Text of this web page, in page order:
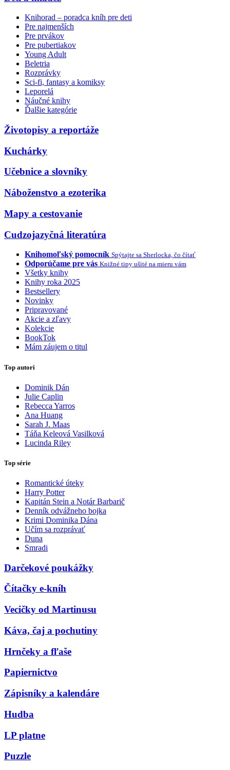
Knihorad – poradca kníh pre deti
Pre najmenších
Pre prvákov
Pre pubertiakov
Young Adult
Beletria
Rozprávky
Sci-fi, fantasy a komiksy
Leporelá
Náučné knihy
Ďalšie kategórie
Životopisy a reportáže
Kuchárky
Učebnice a slovníky
Náboženstvo a ezoterika
Mapy a cestovanie
Cudzojazyčná literatúra
Knihomoľský pomocník Spýtajte sa Sherlocka, čo čítať
Odporúčame pre vás Knižné tipy ušité na mieru vám
Všetky knihy
Knihy roka 2025
Bestsellery
Novinky
Pripravované
Akcie a zľavy
Kolekcie
BookTok
Mám záujem o titul
Top autori
Dominik Dán
Julie Caplin
Rebecca Yarros
Ana Huang
Sarah J. Maas
Táňa Keleová Vasilková
Lucinda Riley
Top série
Romantické úteky
Harry Potter
Kapitán Stein a Notár Barbarič
Denník odvážneho bojka
Krimi Dominika Dána
Učím sa rozprávať
Duna
Smradi
Darčekové poukážky
Čítačky e-kníh
Vecičky od Martinusu
Káva, čaj a pochutiny
Hrnčeky a fľaše
Papiernictvo
Zápisníky a kalendáre
Hudba
LP platne
Puzzle